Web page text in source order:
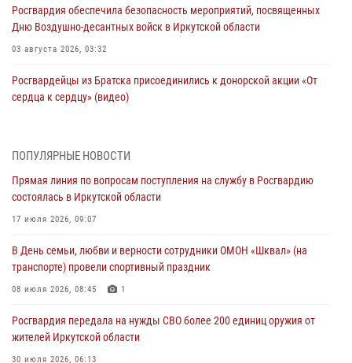
Росгвардия обеспечила безопасность мероприятий, посвященных
Дню Воздушно-десантных войск в Иркутской области
03 августа 2026, 03:32
Росгвардейцы из Братска присоединились к донорской акции «От
сердца к сердцу» (видео)
Сотрудники Росгвардии нашли и вернули родственникам
30 июля 2026, 07:37
Росгвардия передала на нужды СВО более 200 единиц оружия от
30 июля 2026, 06:13
При силовой поддержке СОБР Росгвардии в Иркутской области
30 июля 2026, 04:19
В честь 10-летия Росгвардии сотрудники вневедомственной охраны
ПОПУЛЯРНЫЕ НОВОСТИ
Прямая линия по вопросам поступления на службу в Росгвардию
состоялась в Иркутской области
17 июля 2026, 09:07
В День семьи, любви и верности сотрудники ОМОН «Шквал» (на
транспорте) провели спортивный праздник
08 июля 2026, 08:45 1
Росгвардия передала на нужды СВО более 200 единиц оружия от
жителей Иркутской области
30 июля 2026, 06:13